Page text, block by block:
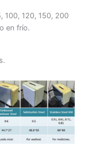
100, 120, 150, 200
en frío.